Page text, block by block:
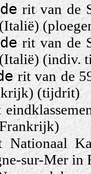
derit van de
derit van de
(indiv.
rit van de
(tijdrit)
sur-Mer in